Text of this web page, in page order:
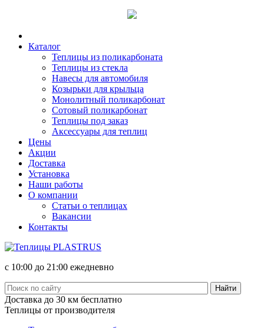
Каталог
Теплицы из поликарбоната
Теплицы из стекла
Навесы для автомобиля
Козырьки для крыльца
Монолитный поликарбонат
Сотовый поликарбонат
Теплицы под заказ
Аксессуары для теплиц
Цены
Акции
Доставка
Установка
Наши работы
О компании
Статьи о теплицах
Вакансии
Контакты
с 10:00 до 21:00 ежедневно
Доставка до 30 км бесплатно
Теплицы от производителя